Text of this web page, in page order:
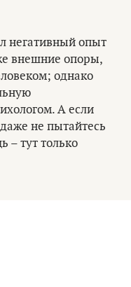
негативный опыт
внешние опоры,
однако
А если
не пытайтесь
– тут только